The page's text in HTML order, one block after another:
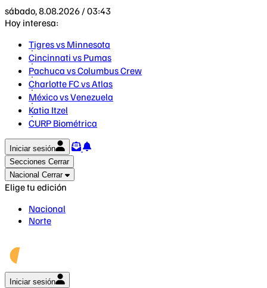
sábado, 8.08.2026 / 03:43
Hoy interesa:
Tigres vs Minnesota
Cincinnati vs Pumas
Pachuca vs Columbus Crew
Charlotte FC vs Atlas
México vs Venezuela
Katia Itzel
CURP Biométrica
Iniciar sesión
Secciones Cerrar
Nacional Cerrar
Elige tu edición
Nacional
Norte
Iniciar sesión